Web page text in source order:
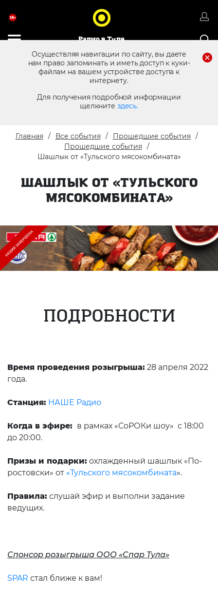
Радио в Туле
Осуществляя навигации по сайту, вы даете
нам право запоминать и иметь доступ к куки-
файлам на вашем устройстве доступа к
интернету.
Для получения подробной информации
щелкните здесь.
8 (4872) 250 470 Реклама в эфире
Главная Все события
Прошедшие события
Прошедшие события
Шашлык от «Тульского мясокомбината»
ШАШЛЫК ОТ «ТУЛЬСКОГО
МЯСОКОМБИНАТА»
ПОДРОБНОСТИ
Время проведения розыгрыша: 28 апреля 2022
года.
Станция: НАШЕ Радио
Когда в эфире: в рамках «СоРОКи шоу» с 18:00
до 20:00.
Призы и подарки: охлажденный шашлык «По-
ростовски» от «Тульского мясокомбината».
Правила: слушай эфир и выполни задание
ведущих.
Спонсор розыгрыша ООО «Спар Тула»
SPAR стал ближе к вам!